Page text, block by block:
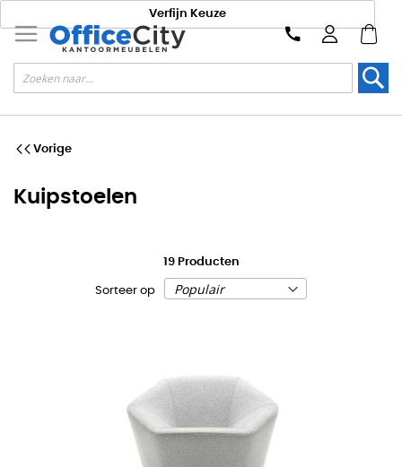
Vorige
Kuipstoelen
19Producten
Sorteer op
Verfijn Keuze